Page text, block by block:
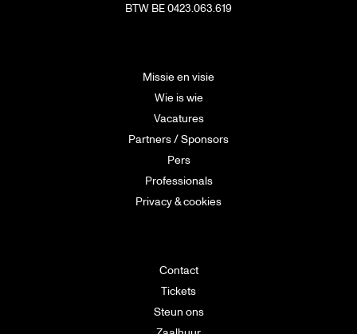
BTW BE 0423.063.619
Missie en visie
Wie is wie
Vacatures
Partners / Sponsors
Pers
Professionals
Privacy & cookies
Contact
Tickets
Steun ons